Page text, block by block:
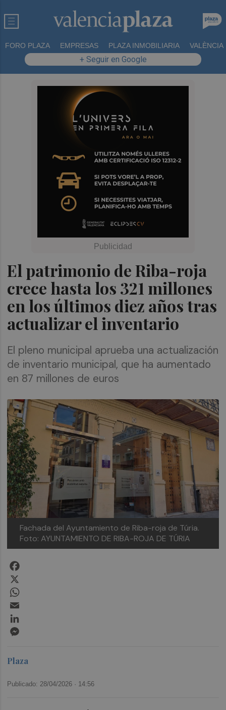
FORO PLAZA EMPRESAS PLAZA INMOBILIARIA VALÈNCIA
+ Seguir en Google
El patrimonio de Riba-roja
crece hasta los 321 millones
en los últimos diez años tras
actualizar el inventario
El pleno municipal aprueba una actualización
de inventario municipal, que ha aumentado
en 87 millones de euros
Fachada del Ayuntamiento de Riba-roja de Túria.
Foto: AYUNTAMIENTO DE RIBA-ROJA DE TÚRIA
Plaza
Publicado: 28/04/2026 · 14:56